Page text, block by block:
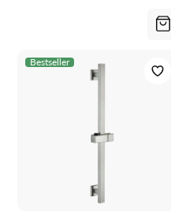
Bestseller